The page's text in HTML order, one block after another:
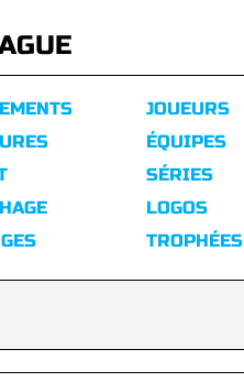
JOUEURS
ÉQUIPES
SÉRIES
LOGOS
TROPHÉES